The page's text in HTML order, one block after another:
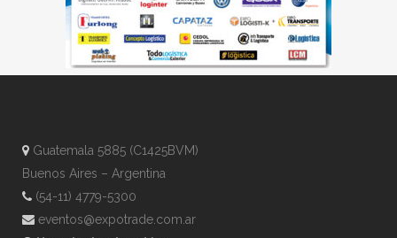
Guatemala 5885 (C1425BVM)
Buenos Aires – Argentina
(54-11) 4779-5300
eventos@expotrade.com.ar